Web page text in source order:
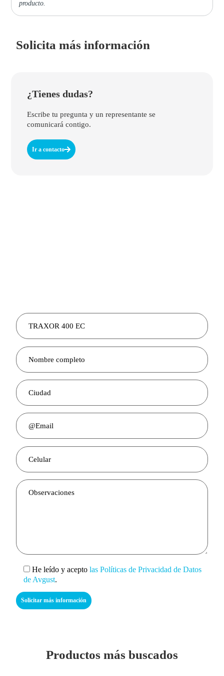
producto.
Solicita más información
¿Tienes dudas?
Escribe tu pregunta y un representante se
comunicará contigo.
Ir a contacto
He leído y aceptolas Políticas de Privacidad de Datos
de Avgust.
Productos más buscados